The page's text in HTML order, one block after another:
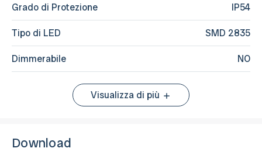
Grado di Protezione IP54
Tipo di LED SMD 2835
Dimmerabile NO
Visualizza di più
Download